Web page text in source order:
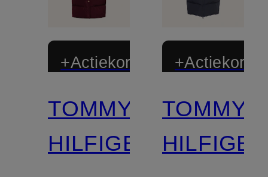
+Actiekorting
TOMMY
HILFIGER
TOMMY